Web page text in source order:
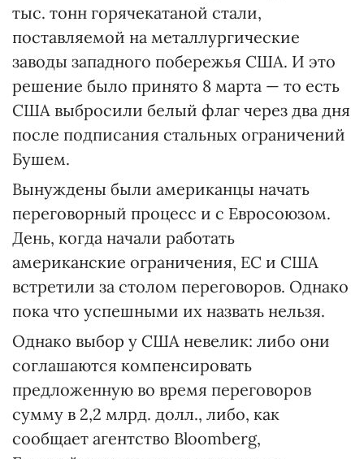
тыс. тонн горячекатаной стали,
поставляемой на металлургические
заводы западного побережья США. И это
решение было принято 8 марта — то есть
США выбросили белый флаг через два дня
после подписания стальных ограничений
Бушем.
Вынуждены были американцы начать
переговорный процесс и с Евросоюзом.
День, когда начали работать
американские ограничения, ЕС и США
встретили за столом переговоров. Однако
пока что успешными их назвать нельзя.
Однако выбор у США невелик: либо они
соглашаются компенсировать
предложенную во время переговоров
сумму в 2,2 млрд. долл., либо, как
сообщает агентство Bloomberg,